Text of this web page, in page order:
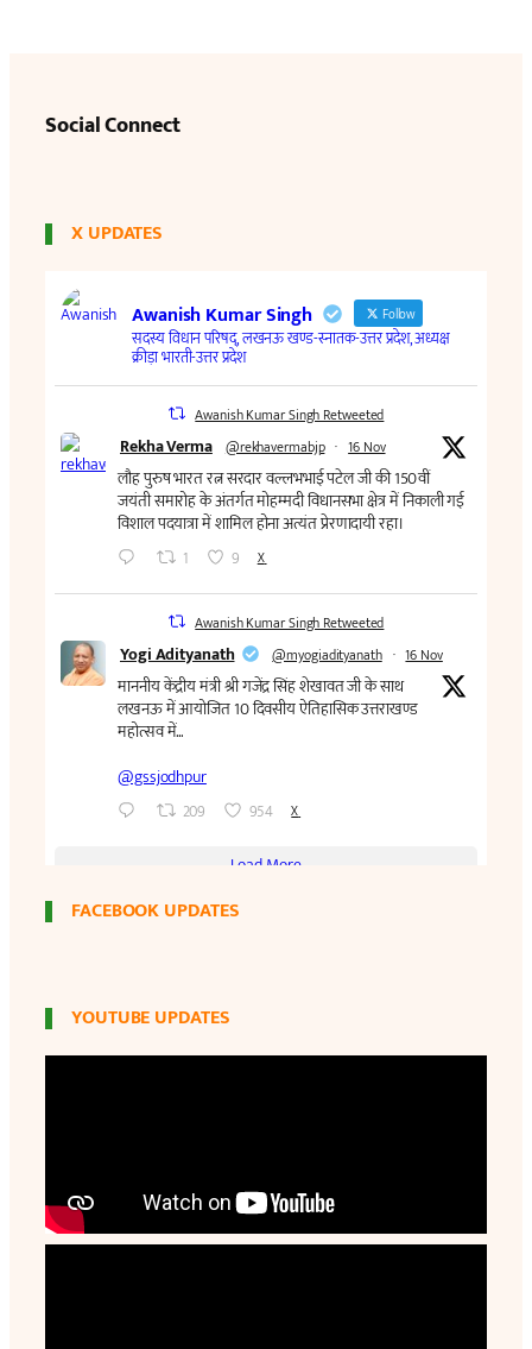
Social Connect
X UPDATES
FACEBOOK UPDATES
YOUTUBE UPDATES